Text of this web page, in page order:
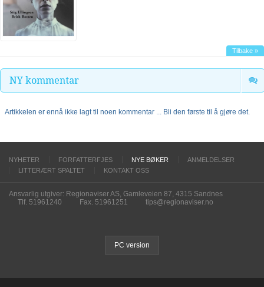
Tilbake »
NY kommentar
Artikkelen er ennå ikke lagt til noen kommentar ... Bli den første til å gjøre det.
NYHETER FORFATTERFJES NYE BØKER
ANMELDELSER
LITTERÆRT SPALTET
KONTAKT OSS
Ansvarlig utgiver: Regionaviser AS, Gamleveien 87, 4315 Sandnes
Tlf. 51961240
Fax. 51961251 tips@regionaviser.no
PC version